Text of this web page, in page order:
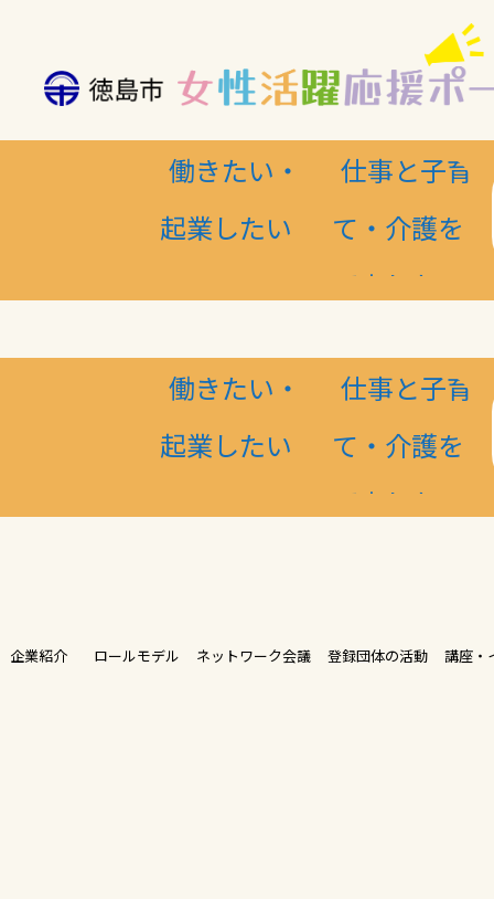
企業紹介 ロールモデル ネットワーク会議 登録団体の活動 講座・